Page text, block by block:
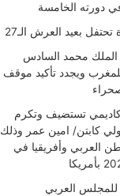
دورته الخامسة
بعيد العرش الـ27
الملك محمد السادس
ويجدد تأكيد موقف
تستضيف وتكرم
كابتن/ امين عمر وذلك
العربي وأفريقيا في
للمجلس العربي